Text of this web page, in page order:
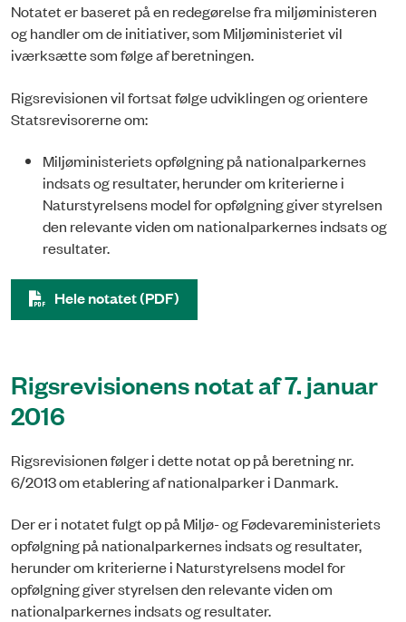
Notatet er baseret på en redegørelse fra miljøministeren
og handler om de initiativer, som Miljøministeriet vil
iværksætte som følge af beretningen.
Rigsrevisionen vil fortsat følge udviklingen og orientere
Statsrevisorerne om:
Miljøministeriets opfølgning på nationalparkernes
indsats og resultater, herunder om kriterierne i
Naturstyrelsens model for opfølgning giver styrelsen
den relevante viden om nationalparkernes indsats og
resultater.
Hele notatet (PDF)
Rigsrevisionens notat af 7. januar
2016
Rigsrevisionen følger i dette notat op på beretning nr.
6/2013 om etablering af nationalparker i Danmark.
Der er i notatet fulgt op på Miljø- og Fødevareministeriets
opfølgning på nationalparkernes indsats og resultater,
herunder om kriterierne i Naturstyrelsens model for
opfølgning giver styrelsen den relevante viden om
nationalparkernes indsats og resultater.